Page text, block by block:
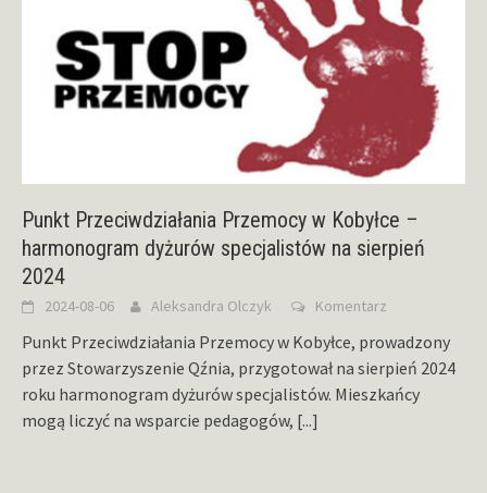
Punkt Przeciwdziałania Przemocy w Kobyłce –
harmonogram dyżurów specjalistów na sierpień
2024
2024-08-06 Aleksandra Olczyk Komentarz
Punkt Przeciwdziałania Przemocy w Kobyłce, prowadzony
przez Stowarzyszenie Qźnia, przygotował na sierpień 2024
roku harmonogram dyżurów specjalistów. Mieszkańcy
mogą liczyć na wsparcie pedagogów, [...]